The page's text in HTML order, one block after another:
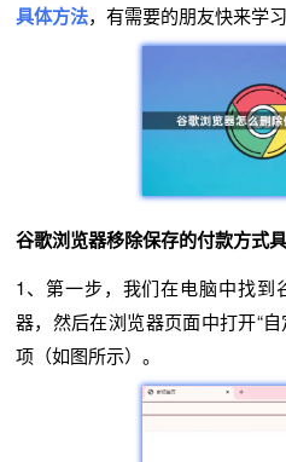
具体方法，有需要的朋友快来学习
谷歌浏览器移除保存的付款方式
1、第一步，我们在电脑中找
器，然后在浏览器页面中打开“
项（如图所示）。